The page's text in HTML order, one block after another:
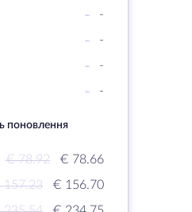
-
-
-
-
-
-
- -
поновлення
€ 78.92
€ 78.66
157.23
€ 156.70